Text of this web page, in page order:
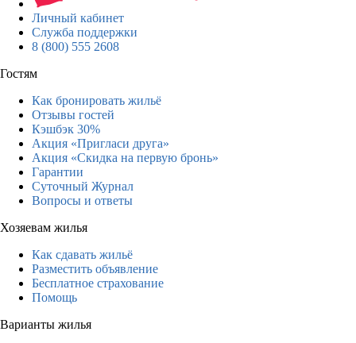
Личный кабинет
Служба поддержки
8 (800) 555 2608
Гостям
Как бронировать жильё
Отзывы гостей
Кэшбэк 30%
Акция «Пригласи друга»
Акция «Скидка на первую бронь»
Гарантии
Суточный Журнал
Вопросы и ответы
Хозяевам жилья
Как сдавать жильё
Разместить объявление
Бесплатное страхование
Помощь
Варианты жилья